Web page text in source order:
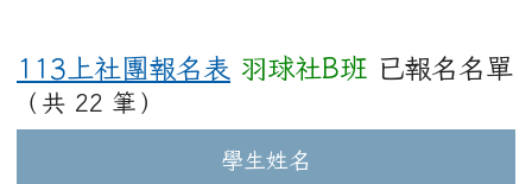
113上社團報名表 羽球社B班 已報名名單
（共 22 筆）
學生姓名